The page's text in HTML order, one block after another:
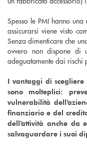
Spesso le PMI hanno
assicurarsi viene visto
Senza dimenticare che
ovvero non dispone di
adeguatamente dai rischi
I vantaggi di
sono molteplici:
vulnerabilità
finanziario e del
dell’attività anche da
salvaguardare i suoi